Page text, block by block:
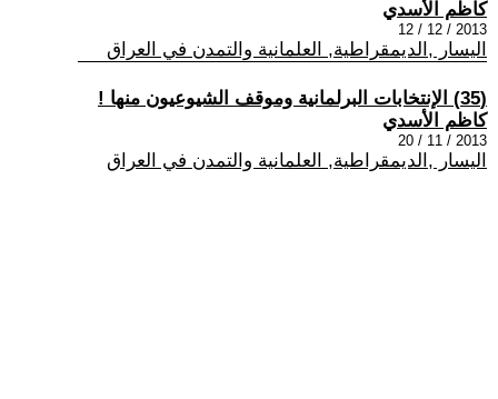
كاظم الأسدي
2013 / 12 / 12
اليسار ,الديمقراطية, العلمانية والتمدن في العراق
(35) الإنتخابات البرلمانية وموقف الشيوعيون منها !
كاظم الأسدي
2013 / 11 / 20
اليسار ,الديمقراطية, العلمانية والتمدن في العراق